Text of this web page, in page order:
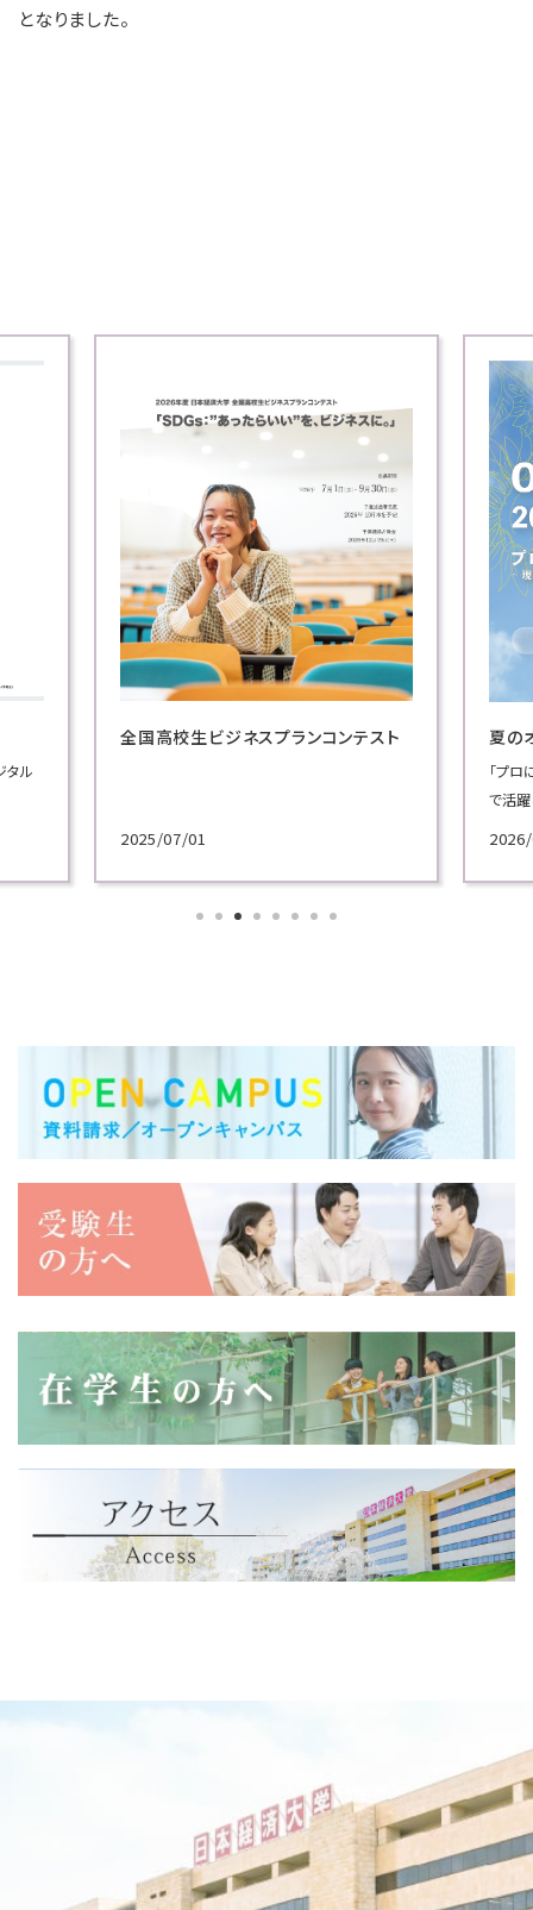
となりました。
夏のオープンキャンパス
講義を体験してください！
2026/06/30
「
志の
広報
スを